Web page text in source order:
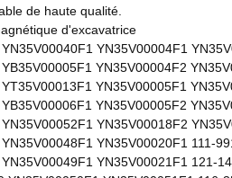
de haute qualité.
d'excavatrice
YN35V00004F1
YN35V00004F2
YN35V00005F1
YN35V00005F2
YN35V00018F2
YN35V00020F1 111-
YN35V00021F1 121-